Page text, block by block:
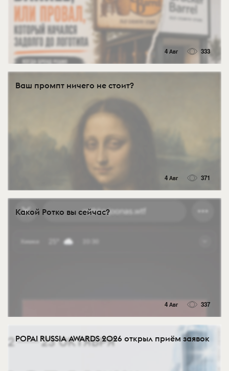
4 Авг 333
Ваш промпт ничего не стоит?
4 Авг 371
Какой Ротко вы сейчас?
4 Авг 337
POPAI RUSSIA AWARDS 2026 открыл приём заявок